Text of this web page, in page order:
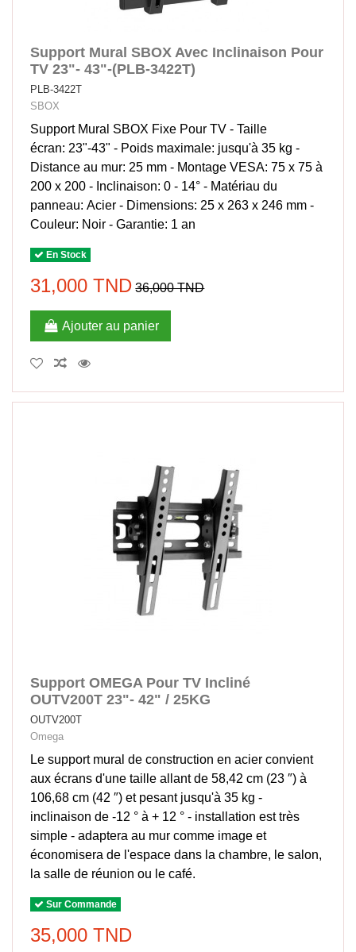
Support Mural SBOX Avec Inclinaison Pour
TV 23"- 43"-(PLB-3422T)
PLB-3422T
SBOX
Support Mural SBOX Fixe Pour TV - Taille
écran: 23"-43" - Poids maximale: jusqu'à 35 kg -
Distance au mur: 25 mm - Montage VESA: 75 x 75 à
200 x 200 - Inclinaison: 0 - 14° - Matériau du
panneau: Acier - Dimensions: 25 x 263 x 246 mm -
Couleur: Noir - Garantie: 1 an
En Stock
31,000 TND 36,000 TND
Ajouter au panier
Support OMEGA Pour TV Incliné
OUTV200T 23"- 42" / 25KG
OUTV200T
Omega
Le support mural de construction en acier convient
aux écrans d'une taille allant de 58,42 cm (23 ″) à
106,68 cm (42 ″) et pesant jusqu'à 35 kg -
inclinaison de -12 ° à + 12 ° - installation est très
simple - adaptera au mur comme image et
économisera de l'espace dans la chambre, le salon,
la salle de réunion ou le café.
Sur Commande
35,000 TND